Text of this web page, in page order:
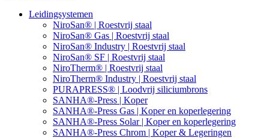
Leidingsystemen
NiroSan® | Roestvrij staal
NiroSan® Gas | Roestvrij staal
NiroSan® Industry | Roestvrij staal
NiroSan® SF | Roestvrij staal
NiroTherm® | Roestvrij staal
NiroTherm® Industry | Roestvrij staal
PURAPRESS® | Loodvrij siliciumbrons
SANHA®-Press | Koper
SANHA®-Press Gas | Koper en koperlegering
SANHA®-Press Solar | Koper en koperlegering
SANHA®-Press Chrom | Koper & Legeringen